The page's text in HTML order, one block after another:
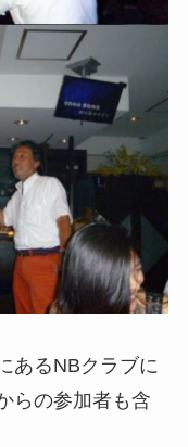
あるNBクラブに
らの参加者も含